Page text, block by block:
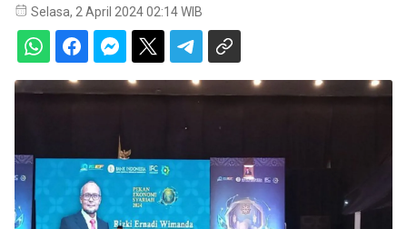
Selasa, 2 April 2024 02:14 WIB